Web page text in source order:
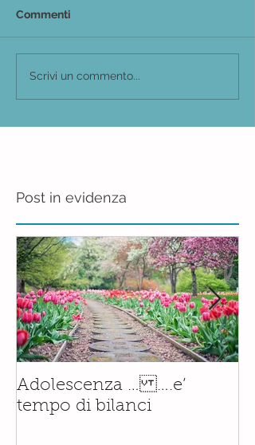
Commenti
Scrivi un commento...
Post in evidenza
Adolescenza … ….e’
tempo di bilanci